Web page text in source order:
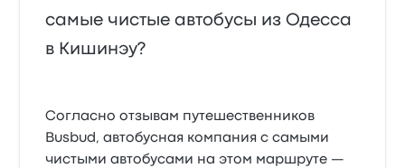
самые чистые автобусы из Одесса
в Кишинэу?
Согласно отзывам путешественников
Busbud, автобусная компания с самыми
чистыми автобусами на этом маршруте —